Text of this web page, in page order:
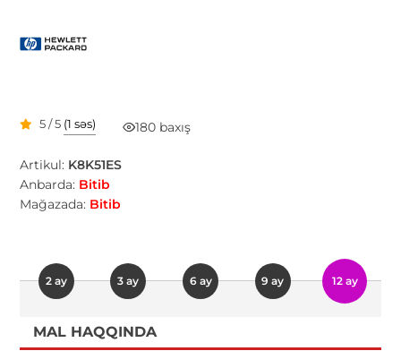
5 / 5 (1 səs) 180 baxış
Artikul: K8K51ES
Anbarda: Bitib
Mağazada: Bitib
2 ay 3 ay 6 ay 9 ay 12 ay
MAL HAQQINDA